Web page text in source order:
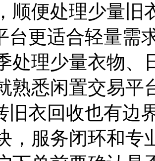
顺便处理少量旧
台更适合轻量需
处理少量衣物、
熟悉闲置交易平
旧衣回收也有边
，服务闭环和专